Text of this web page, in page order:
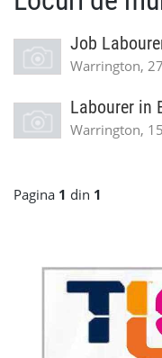
Job
Warrington,
Labourer in
Warrington,
Pagina 1 din 1